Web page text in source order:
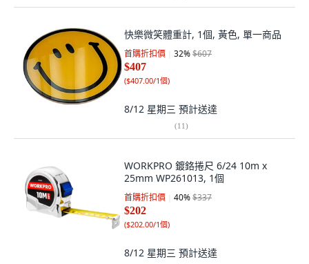
快樂微笑體重計, 1個, 黃色, 單一商品
首購折扣價 32%$607
$407
($407.00/1個)
8/12 星期三 預計送達
(11)
WORKPRO 鍍鉻捲尺 6/24 10m x
25mm WP261013, 1個
首購折扣價 40%$337
$202
($202.00/1個)
8/12 星期三 預計送達